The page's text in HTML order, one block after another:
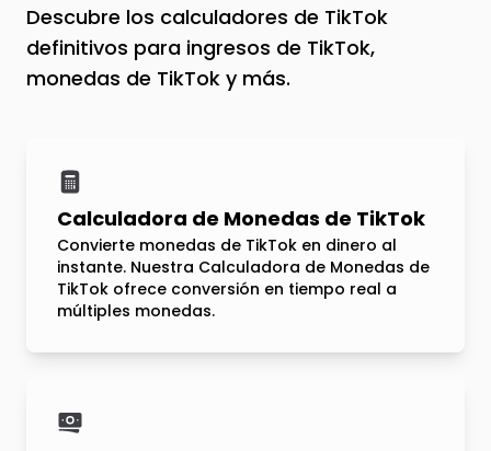
Descubre los calculadores de TikTok
definitivos para ingresos de TikTok,
monedas de TikTok y más.
Calculadora de Monedas de TikTok
Convierte monedas de TikTok en dinero al
instante. Nuestra Calculadora de Monedas de
TikTok ofrece conversión en tiempo real a
múltiples monedas.